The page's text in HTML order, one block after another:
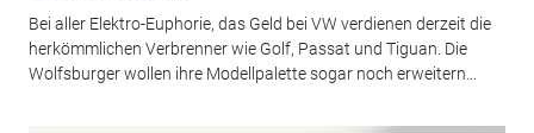
Bei aller Elektro-Euphorie, das Geld bei VW verdienen derzeit die
herkömmlichen Verbrenner wie Golf, Passat und Tiguan. Die
Wolfsburger wollen ihre Modellpalette sogar noch erweitern...